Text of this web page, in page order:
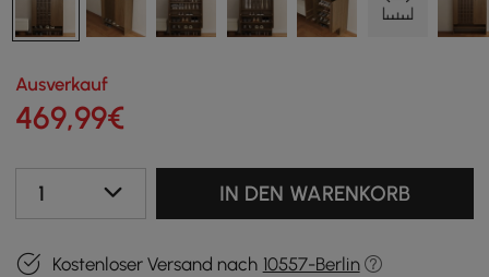
Ausverkauf
469,99€
1 IN DEN WARENKORB
Kostenloser Versand nach 10557-Berlin